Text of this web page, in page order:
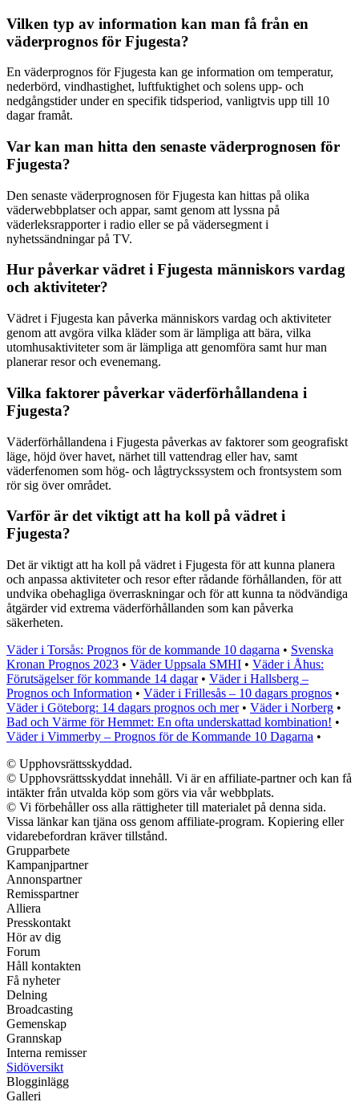
Vilken typ av information kan man få från en
väderprognos för Fjugesta?
En väderprognos för Fjugesta kan ge information om temperatur,
nederbörd, vindhastighet, luftfuktighet och solens upp- och
nedgångstider under en specifik tidsperiod, vanligtvis upp till 10
dagar framåt.
Var kan man hitta den senaste väderprognosen för
Fjugesta?
Den senaste väderprognosen för Fjugesta kan hittas på olika
väderwebbplatser och appar, samt genom att lyssna på
väderleksrapporter i radio eller se på vädersegment i
nyhetssändningar på TV.
Hur påverkar vädret i Fjugesta människors vardag
och aktiviteter?
Vädret i Fjugesta kan påverka människors vardag och aktiviteter
genom att avgöra vilka kläder som är lämpliga att bära, vilka
utomhusaktiviteter som är lämpliga att genomföra samt hur man
planerar resor och evenemang.
Vilka faktorer påverkar väderförhållandena i
Fjugesta?
Väderförhållandena i Fjugesta påverkas av faktorer som geografiskt
läge, höjd över havet, närhet till vattendrag eller hav, samt
väderfenomen som hög- och lågtryckssystem och frontsystem som
rör sig över området.
Varför är det viktigt att ha koll på vädret i
Fjugesta?
Det är viktigt att ha koll på vädret i Fjugesta för att kunna planera
och anpassa aktiviteter och resor efter rådande förhållanden, för att
undvika obehagliga överraskningar och för att kunna ta nödvändiga
åtgärder vid extrema väderförhållanden som kan påverka
säkerheten.
Väder i Torsås: Prognos för de kommande 10 dagarna • Svenska
Kronan Prognos 2023 • Väder Uppsala SMHI • Väder i Åhus:
Förutsägelser för kommande 14 dagar• Väder i Hallsberg –
Prognos och Information • Väder i Frillesås – 10 dagars prognos •
Väder i Göteborg: 14 dagars prognos och mer• Väder i Norberg •
Bad och Värme för Hemmet: En ofta underskattad kombination! •
Väder i Vimmerby – Prognos för de Kommande 10 Dagarna •
© Upphovsrättsskyddad.
© Upphovsrättsskyddat innehåll. Vi är en affiliate-partner och kan få
intäkter från utvalda köp som görs via vår webbplats.
© Vi förbehåller oss alla rättigheter till materialet på denna sida.
Vissa länkar kan tjäna oss genom affiliate-program. Kopiering eller
vidarebefordran kräver tillstånd.
Grupparbete
Kampanjpartner
Annonspartner
Remisspartner
Alliera
Presskontakt
Hör av dig
Forum
Håll kontakten
Få nyheter
Delning
Broadcasting
Gemenskap
Grannskap
Interna remisser
Sidöversikt
Blogginlägg
Galleri